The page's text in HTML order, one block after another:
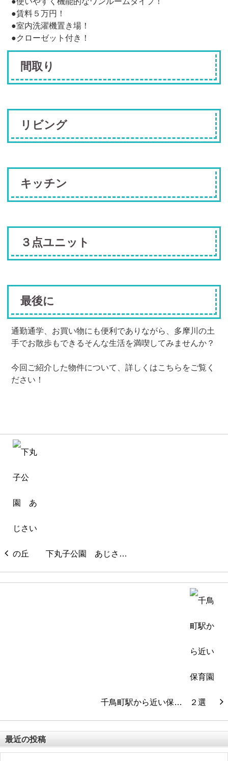
●賃料５万円！
●室内洗濯機置き場！
●クローゼット付き！
間取り
リビング
キッチン
３点ユニット
最後に
通勤通学、お買い物にも便利でありながら、多摩川の土
手でお散歩もできるそんな生活を満喫してみませんか？
今回ご紹介した物件について、詳しくはこちらをご覧く
ださい！
下丸子公園 あじさ…
千鳥町駅から近い保…
最近の投稿